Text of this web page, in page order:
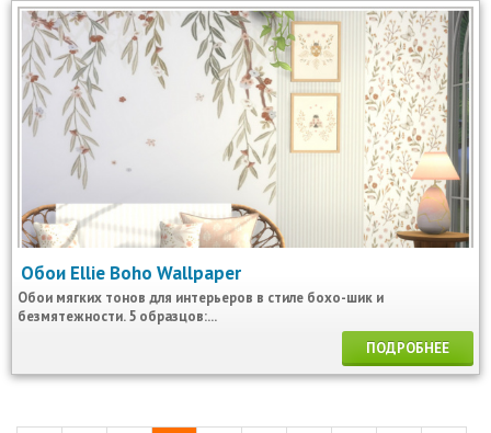
Обои Ellie Boho Wallpaper
Обои мягких тонов для интерьеров в стиле бохо-шик и
безмятежности. 5 образцов:...
ПОДРОБНЕЕ